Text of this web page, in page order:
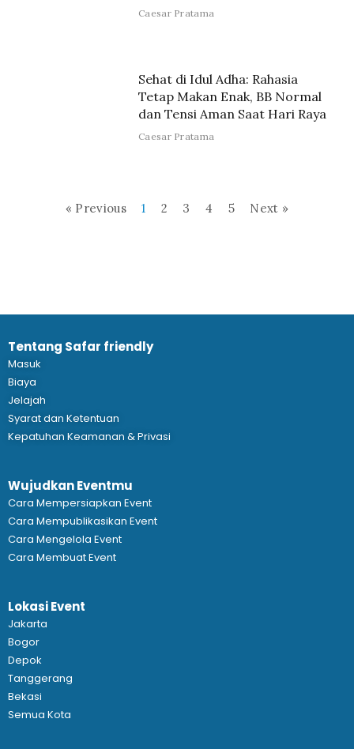
Caesar Pratama
Sehat di Idul Adha: Rahasia
Tetap Makan Enak, BB Normal
dan Tensi Aman Saat Hari Raya
Caesar Pratama
« Previous 1 2 3 4 5 Next »
Tentang Safar friendly
Masuk
Biaya
Jelajah
Syarat dan Ketentuan
Kepatuhan Keamanan & Privasi
Wujudkan Eventmu
Cara Mempersiapkan Event
Cara Mempublikasikan Event
Cara Mengelola Event
Cara Membuat Event
Lokasi Event
Jakarta
Bogor
Depok
Tanggerang
Bekasi
Semua Kota